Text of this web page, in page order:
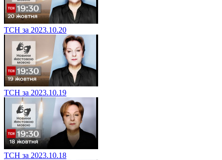
ТСН за 2023.10.20
ТСН за 2023.10.19
ТСН за 2023.10.18